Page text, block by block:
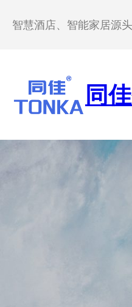
智慧酒店、智能家居源
同